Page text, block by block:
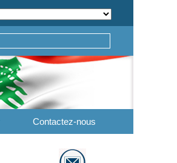
Contactez-nous